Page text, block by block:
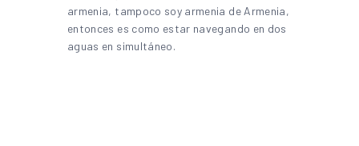
armenia, tampoco soy armenia de Armenia,
entonces es como estar navegando en dos
aguas en simultáneo.